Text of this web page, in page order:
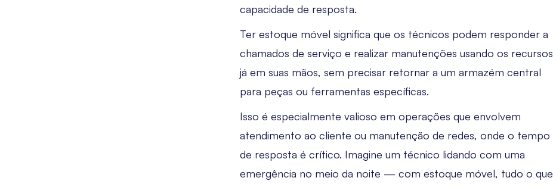
capacidade de resposta.
Ter estoque móvel significa que os técnicos podem responder a
chamados de serviço e realizar manutenções usando os recursos
já em suas mãos, sem precisar retornar a um armazém central
para peças ou ferramentas específicas.
Isso é especialmente valioso em operações que envolvem
atendimento ao cliente ou manutenção de redes, onde o tempo
de resposta é crítico. Imagine um técnico lidando com uma
emergência no meio da noite — com estoque móvel, tudo o que